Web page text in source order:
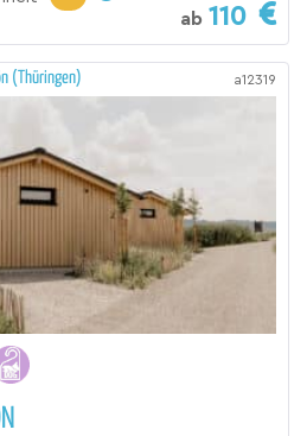
ab 110
(Thüringen) a12319